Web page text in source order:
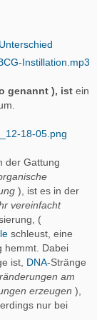
Unterschied
Instillation.mp3
genannt ), ist ein
18-05.png
der Gattung
), ist es in der
vereinfacht
(
schleust, eine
hemmt. Dabei
ist, DNA-Stränge
am
erzeugen ),
nur bei